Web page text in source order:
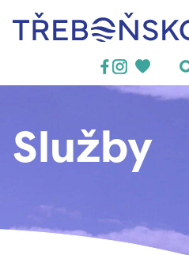
Třeboňsko
Služby